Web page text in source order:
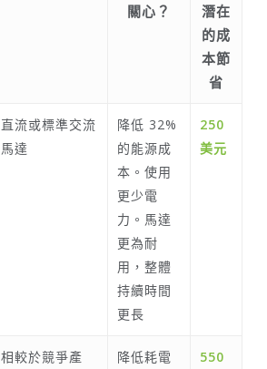
關心？
潛在
的成
本節
省
直流或標準交流
馬達
降低 32%
的能源成
本。使用
更少電
力。馬達
更為耐
用，整體
持續時間
更長
250
美元
相較於競爭產
降低耗電
550